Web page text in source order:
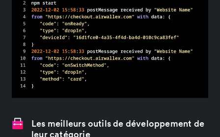
Les meilleurs outils de développement de
leur catégorie